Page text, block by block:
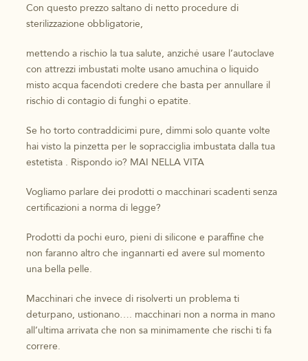
Con questo prezzo saltano di netto procedure di
sterilizzazione obbligatorie,
mettendo a rischio la tua salute, anziché usare l’autoclave
con attrezzi imbustati molte usano amuchina o liquido
misto acqua facendoti credere che basta per annullare il
rischio di contagio di funghi o epatite.
Se ho torto contraddicimi pure, dimmi solo quante volte
hai visto la pinzetta per le sopracciglia imbustata dalla tua
estetista . Rispondo io? MAI NELLA VITA
Vogliamo parlare dei prodotti o macchinari scadenti senza
certificazioni a norma di legge?
Prodotti da pochi euro, pieni di silicone e paraffine che
non faranno altro che ingannarti ed avere sul momento
una bella pelle.
Macchinari che invece di risolverti un problema ti
deturpano, ustionano…. macchinari non a norma in mano
all’ultima arrivata che non sa minimamente che rischi ti fa
correre.